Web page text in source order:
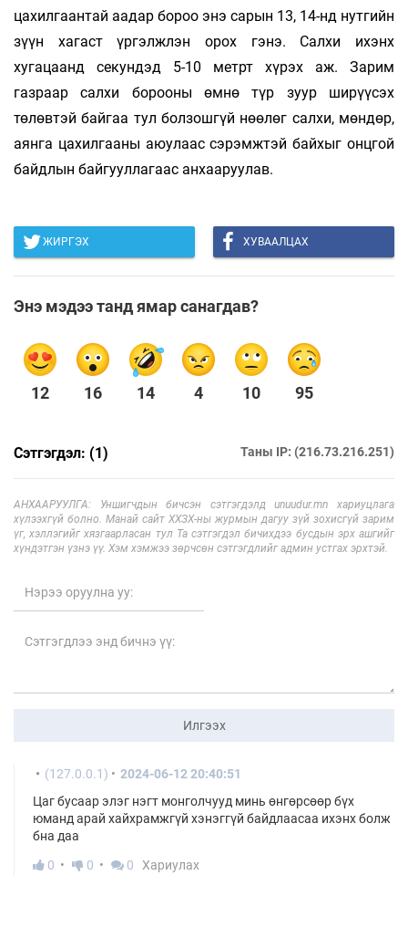
цахилгаантай аадар бороо энэ сарын 13, 14-нд нутгийн
зүүн хагаст үргэлжлэн орох гэнэ. Салхи ихэнх
хугацаанд секундэд 5-10 метрт хүрэх аж. Зарим
газраар салхи борооны өмнө түр зуур ширүүсэх
төлөвтэй байгаа тул болзошгүй нөөлөг салхи, мөндөр,
аянга цахилгааны аюулаас сэрэмжтэй байхыг онцгой
байдлын байгууллагаас анхааруулав.
ЖИРГЭХ ХУВААЛЦАХ
Энэ мэдээ танд ямар санагдав?
12 16 14 4 10 95
Сэтгэгдэл: (1) Таны IP: (216.73.216.251)
АНХААРУУЛГА: Уншигчдын бичсэн сэтгэгдэлд unuudur.mn хариуцлага
хүлээхгүй болно. Манай сайт ХХЗХ-ны журмын дагуу зүй зохисгүй зарим
үг, хэллэгийг хязгаарласан тул Та сэтгэгдэл бичихдээ бусдын эрх ашгийг
хүндэтгэн үзнэ үү. Хэм хэмжээ зөрчсөн сэтгэгдлийг админ устгах эрхтэй.
Илгээх
(127.0.0.1)
2024-06-12 20:40:51
Цаг бусаар элэг нэгт монголчууд минь өнгөрсөөр бүх
юманд арай хайхрамжгүй хэнэггүй байдлаасаа ихэнх болж
бна даа
0
0 0 Хариулах